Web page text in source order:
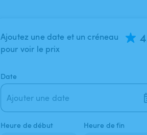
Ajoutez une date et un créneau
pour voir le prix
Date
Ajouter une date
Heure de début Heure de fin